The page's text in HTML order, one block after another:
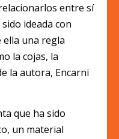
entre sí
ideada con
ella una regla
la cojas, la
la autora, Encarni
que ha sido
un material